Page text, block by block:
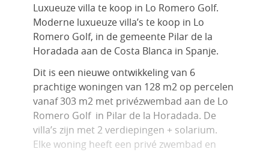
Luxueuze villa te koop in Lo Romero Golf.
Moderne luxueuze villa’s te koop in Lo
Romero Golf, in de gemeente Pilar de la
Horadada aan de Costa Blanca in Spanje.
Dit is een nieuwe ontwikkeling van 6
prachtige woningen van 128 m2 op percelen
vanaf 303 m2 met privézwembad aan de Lo
Romero Golf in Pilar de la Horadada. De
villa’s zijn met 2 verdiepingen + solarium.
Elke woning heeft een privé zwembad en